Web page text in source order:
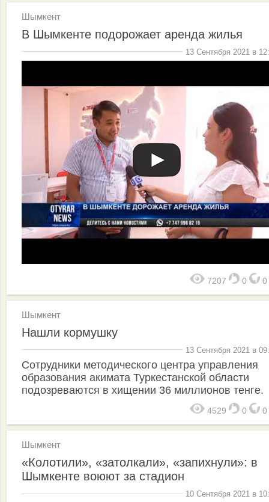
Шымкент
В Шымкенте подорожает аренда жилья
13 Сентября 2021 в
7207 0 0
Шымкент
Нашли кормушку
13 Сентября 2021 в
Сотрудники методического центра управления
образования акимата Туркестанской области
подозреваются в хищении 36 миллионов тенге.
4529 0 0
Шымкент
«Колотили», «затолкали», «запихнули»: в
Шымкенте воюют за стадион
10 Сентября 2021 в